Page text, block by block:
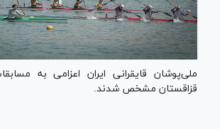
ملی‌پوشان قایقرانی ایران اعزامی به
قزاقستان مشخص شدند.